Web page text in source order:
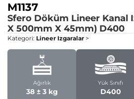
M1137
Sfero Döküm Lineer Kanal
X 500mm X 45mm) D400
Kategori: Lineer Izgaralar >
Ağırlık
38 ± 3 kg
Yük Sınıfı
D400